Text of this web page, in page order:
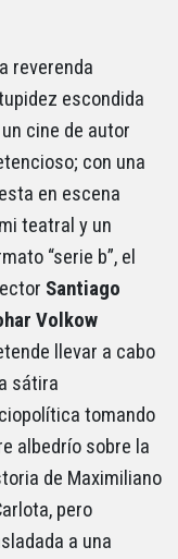
reverenda
escondida
cine de autor
con una
en escena
teatral y un
“serie b”, el
Santiago
Volkow
llevar a cabo
sátira
tomando
albedrío sobre la
de Maximiliano
pero
a una